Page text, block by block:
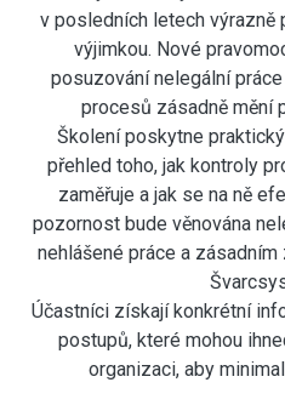
v posledních letech výrazně
výjimkou. Nové
posuzování nelegální
procesů zásadně mění
Školení poskytne
přehled toho, jak kontroly
zaměřuje a jak se na ně
pozornost bude věnována
nehlášené práce a
Účastníci získají konkrétní
postupů, které mohou
organizaci, aby